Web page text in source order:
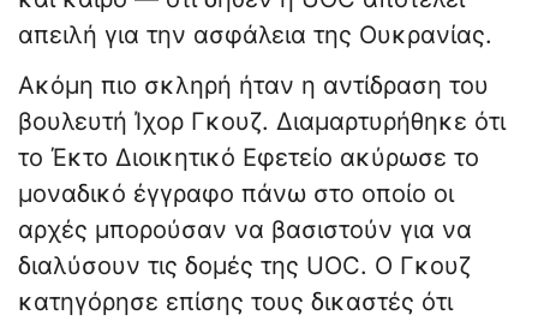
απειλή για την ασφάλεια της Ουκρανίας.
Ακόμη πιο σκληρή ήταν η αντίδραση του
βουλευτή Ίχορ Γκουζ. Διαμαρτυρήθηκε ότι
το Έκτο Διοικητικό Εφετείο ακύρωσε το
μοναδικό έγγραφο πάνω στο οποίο οι
αρχές μπορούσαν να βασιστούν για να
διαλύσουν τις δομές της UOC. Ο Γκουζ
κατηγόρησε επίσης τους δικαστές ότι